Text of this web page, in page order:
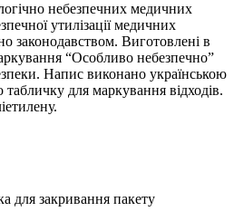
небезпечних медичних
утилізації медичних
законодавством. Виготовлені в
“Особливо небезпечно”
Напис виконано українською
для маркування відходів.
для закривання пакету